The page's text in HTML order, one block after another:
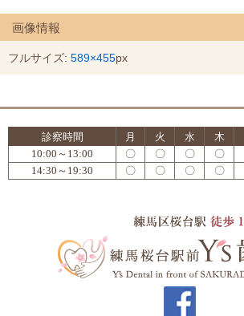
画像情報
フルサイズ: 589×455px
診察時間 月 火 水 木
10:00～13:00
〇 〇 〇 〇
14:30～19:30
〇 〇 〇 〇